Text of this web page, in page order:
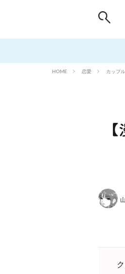
HOME 恋愛 カップル